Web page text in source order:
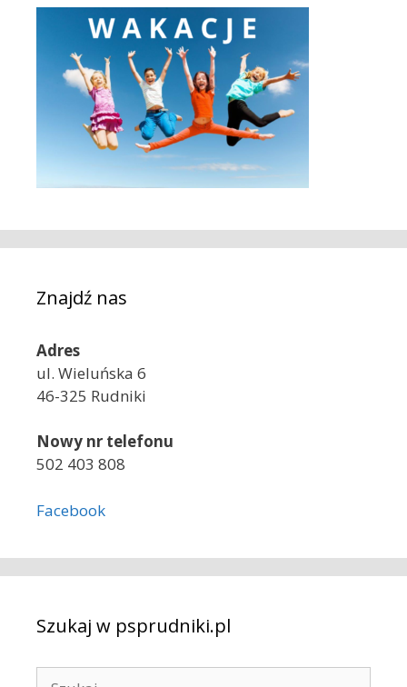
Znajdź nas
Adres
ul. Wieluńska 6
46-325 Rudniki
Nowy nr telefonu
502 403 808
Facebook
Szukaj w psprudniki.pl